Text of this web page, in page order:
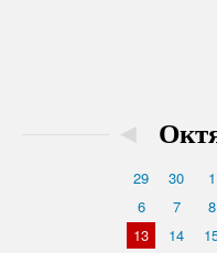
◄
29 30 1
6
7 8
13
14